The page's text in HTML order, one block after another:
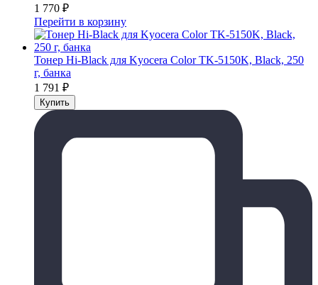
1 770 ₽
Перейти в корзину
Тонер Hi-Black для Kyocera Color TK-5150K, Black, 250
г, банка
1 791 ₽